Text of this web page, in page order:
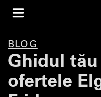
BLOG
Ghidul
ofertele